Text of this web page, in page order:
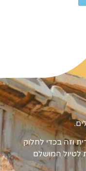
וזה בכדי לחלוק
לטיול המושלם